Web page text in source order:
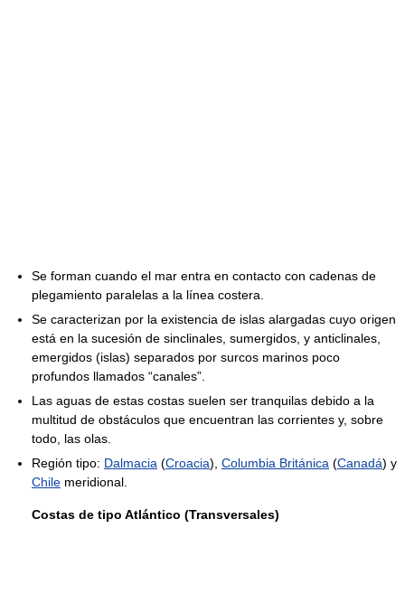
Se forman cuando el mar entra en contacto con cadenas de
plegamiento paralelas a la línea costera.
Se caracterizan por la existencia de islas alargadas cuyo origen
está en la sucesión de sinclinales, sumergidos, y anticlinales,
emergidos (islas) separados por surcos marinos poco
profundos llamados “canales”.
Las aguas de estas costas suelen ser tranquilas debido a la
multitud de obstáculos que encuentran las corrientes y, sobre
todo, las olas.
Región tipo: Dalmacia (Croacia), Columbia Británica (Canadá) y
Chile meridional.
Costas de tipo Atlántico (Transversales)